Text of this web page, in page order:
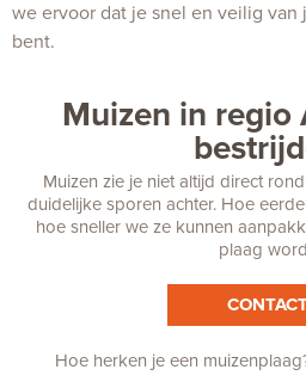
we ervoor dat je snel en veilig
bent.
Muizen in regio
Muizen zie je niet altijd direct
duidelijke sporen achter. Hoe
hoe sneller we ze kunnen
plaag
Hoe herken je een